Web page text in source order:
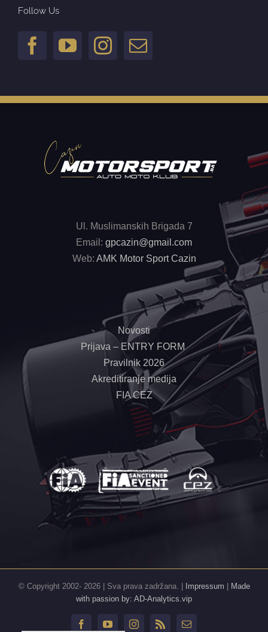
Follow Us
Ul. Muslimanskih Brigada 7
Email: gpcazin@gmail.com
Web: AMK Motor Sport Cazin
Novosti
Prijava – ENTRY FORM
Pravilnik 2026
Akreditiranje medija
FIA CEZ
© Copyright 2002- 2026 | Sva prava zadržana. | Impressum
Made
with passion by: AD-Analytics.vip
FacebookYouTubeInstagram
Rss Email